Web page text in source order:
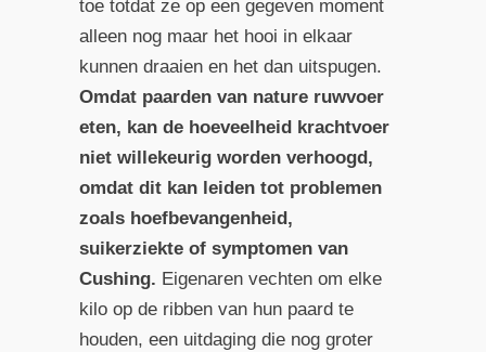
toe totdat ze op een gegeven moment
alleen nog maar het hooi in elkaar
kunnen draaien en het dan uitspugen.
Omdat paarden van nature ruwvoer
eten, kan de hoeveelheid krachtvoer
niet willekeurig worden verhoogd,
omdat dit kan leiden tot problemen
zoals hoefbevangenheid,
suikerziekte of symptomen van
Cushing. Eigenaren vechten om elke
kilo op de ribben van hun paard te
houden, een uitdaging die nog groter